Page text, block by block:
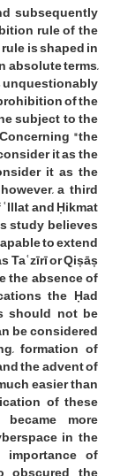
subsequently
rule of the
is shaped in
absolute terms,
unquestionably
of the
subject to the
"the
it as the
it as the
a third
and Ḥikmat
study believes
to extend
Taʿzīrī or Qiṣāṣ
the absence of
the Ḥad
should not be
be considered
formation of
the advent of
easier than
of these
more
in the
of